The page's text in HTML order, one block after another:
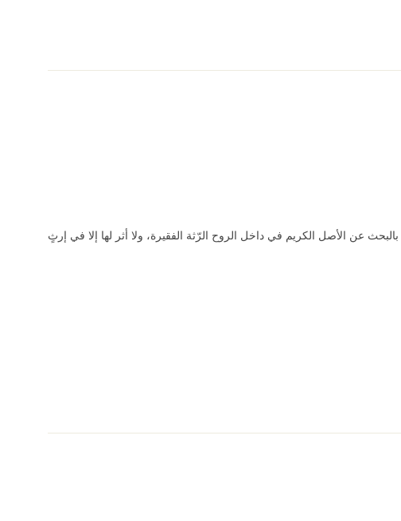
عن الأصل الكريم في داخل الروح الرّثة الفقيرة، ولا أثر لها إلا في إرثٍ